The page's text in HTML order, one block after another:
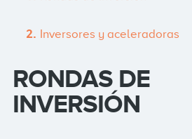
Inversores y aceleradoras
RONDAS DE
INVERSIÓN